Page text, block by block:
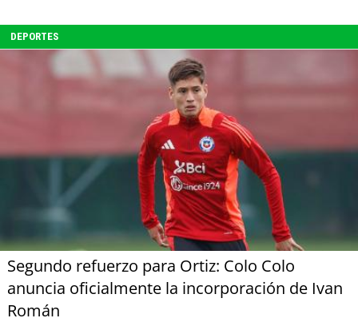
DEPORTES
Segundo refuerzo para Ortiz: Colo Colo
anuncia oficialmente la incorporación de Ivan
Román